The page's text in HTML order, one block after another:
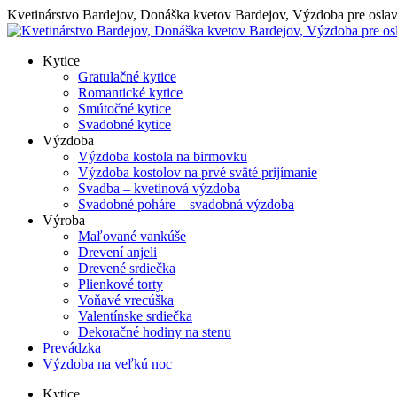
Skip
to
Kvetinárstvo Bardejov, Donáška kvetov Bardejov, Výzdoba pre
Kytice
Gratulačné kytice
Romantické kytice
Smútočné kytice
Svadobné kytice
Výzdoba
Výzdoba kostola na birmovku
Výzdoba kostolov na prvé sväté prijímanie
Svadba – kvetinová výzdoba
Svadobné poháre – svadobná výzdoba
Výroba
Maľované vankúše
Drevení anjeli
Drevené srdiečka
Plienkové torty
Voňavé vrecúška
Valentínske srdiečka
Dekoračné hodiny na stenu
Prevádzka
Výzdoba na veľkú noc
Kytice